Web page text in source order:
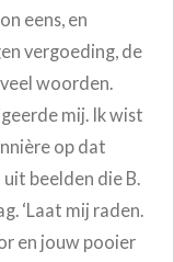
eens, en
vergoeding, de
woorden.
mij. Ik wist
op dat
beelden die B.
‘Laat mij raden.
en jouw pooier